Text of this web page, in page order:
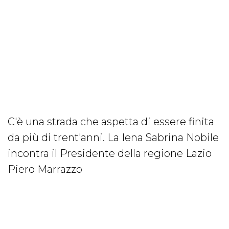
C'è una strada che aspetta di essere finita
da più di trent'anni. La Iena Sabrina Nobile
incontra il Presidente della regione Lazio
Piero Marrazzo